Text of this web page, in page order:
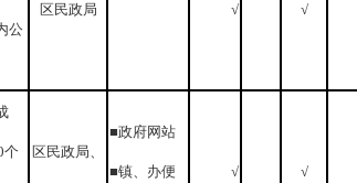
公
区民政局
√
√
个 区民政局、
■政府网站
■镇、办便 √ √